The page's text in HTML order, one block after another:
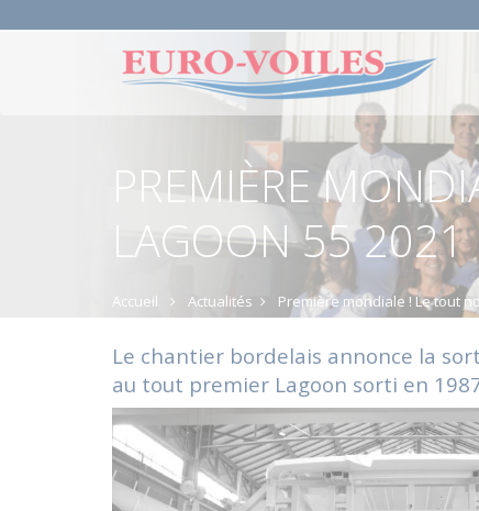
PREMIÈRE
LAGOON 55 2021
Accueil Actualités Première mondiale ! Le tout
Le chantier bordelais annonce la
au tout premier Lagoon sorti en